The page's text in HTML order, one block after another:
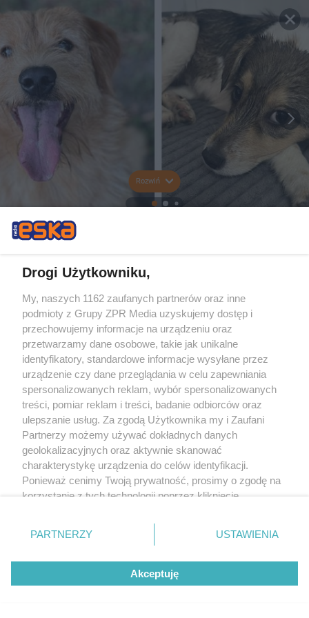
Rozwiń
Drogi Użytkowniku,
My, naszych 1162 zaufanych partnerów oraz inne
podmioty z Grupy ZPR Media uzyskujemy dostęp i
przechowujemy informacje na urządzeniu oraz
przetwarzamy dane osobowe, takie jak unikalne
identyfikatory, standardowe informacje wysyłane przez
urządzenie czy dane przeglądania w celu zapewniania
spersonalizowanych reklam, wybór spersonalizowanych
treści, pomiar reklam i treści, badanie odbiorców oraz
ulepszanie usług. Za zgodą Użytkownika my i Zaufani
Partnerzy możemy używać dokładnych danych
geolokalizacyjnych oraz aktywnie skanować
charakterystykę urządzenia do celów identyfikacji.
Ponieważ cenimy Twoją prywatność, prosimy o zgodę na
korzystanie z tych technologii poprzez kliknięcie
zmienić/wycofać klikając przycisk ustawień prywatności
znajdujący się w lewym dolnym rogu strony
rodzaje przetwarzania danych nie wymagają zgody
użytkownika, ale masz prawo sprzeciwić się takiemu
przetwarzaniu. Preferencje będą miały zastosowanie tylko
PARTNERZY USTAWIENIA
Akceptuję